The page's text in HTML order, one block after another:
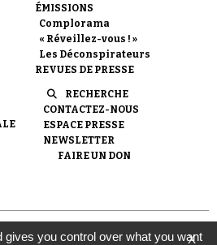
à Vera
ÉMISSIONS
Complorama
« Réveillez-vous ! »
Les Déconspirateurs
REVUES DE PRESSE
RECHERCHE
CONTACTEZ-NOUS
ESPACE PRESSE
NEWSLETTER
FAIRE UN DON
Watch | Une réalisation de
(association loi de 1901) avec
X
you control over what you want